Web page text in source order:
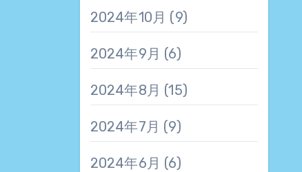
2024年10月 (9)
2024年9月 (6)
2024年8月 (15)
2024年7月 (9)
2024年6月 (6)